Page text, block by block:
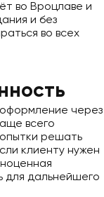
во Вроцлаве и
и без
во всех
через
всего
решать
клиенту нужен
для дальнейшего